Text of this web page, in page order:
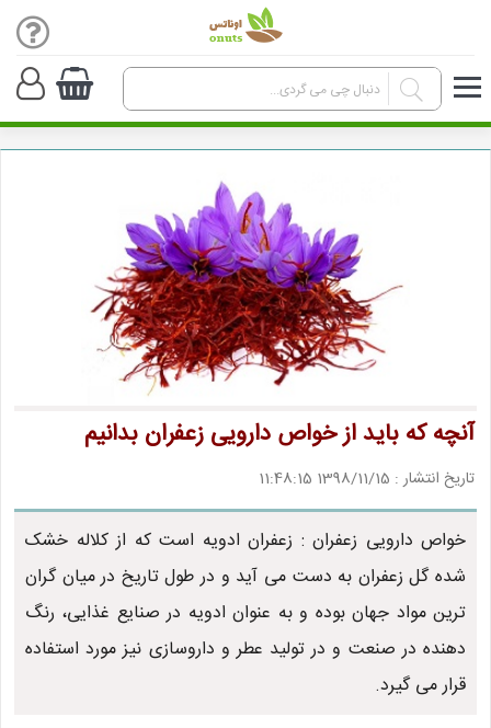
آنچه که باید از خواص دارویی زعفران بدانیم
تاریخ انتشار : 1398/11/15 11:48:15
خواص دارویی زعفران : زعفران ادویه است که از کلاله خشک
شده گل زعفران به دست می آید و در طول تاریخ در میان گران
ترین مواد جهان بوده و به عنوان ادویه در صنایع غذایی، رنگ
دهنده در صنعت و در تولید عطر و داروسازی نیز مورد استفاده
قرار می گیرد.